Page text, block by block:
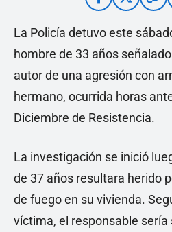
La Policía detuvo este
hombre de 33 años
autor de una agresión con
hermano, ocurrida horas
Diciembre de Resistencia.
La investigación se inició
de 37 años resultara herido
de fuego en su vivienda.
víctima, el responsable sería